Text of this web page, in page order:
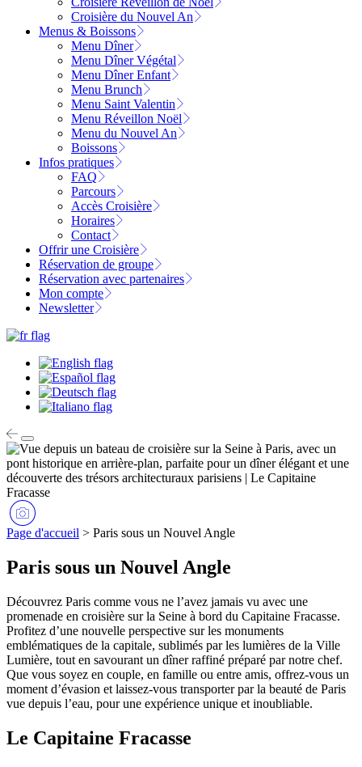
Croisière du Nouvel An
Menus & Boissons
Menu Dîner
Menu Dîner Végétal
Menu Dîner Enfant
Menu Brunch
Menu Saint Valentin
Menu Réveillon Noël
Menu du Nouvel An
Boissons
Infos pratiques
FAQ
Parcours
Accès Croisière
Horaires
Contact
Offrir une Croisière
Réservation de groupe
Réservation avec partenaires
Mon compte
Newsletter
Page d'accueil > Paris sous un Nouvel Angle
Paris sous un Nouvel Angle
Découvrez Paris comme vous ne l’avez jamais vu avec une
promenade en croisière sur la Seine à bord du Capitaine Fracasse.
Profitez d’une nouvelle perspective sur les monuments
emblématiques de la capitale, sublimés par les lumières de la Ville
Lumière, tout en savourant un dîner raffiné préparé par notre chef.
Que vous soyez en couple, en famille ou entre amis, offrez-vous un
moment d’évasion et laissez-vous transporter par la beauté de Paris
vue depuis l’eau, pour une expérience unique et inoubliable.
Le Capitaine Fracasse